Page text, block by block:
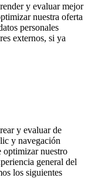
y evaluar mejor
nuestra oferta
personales
externos, si ya
y evaluar de
y navegación
optimizar nuestro
general del
los siguientes